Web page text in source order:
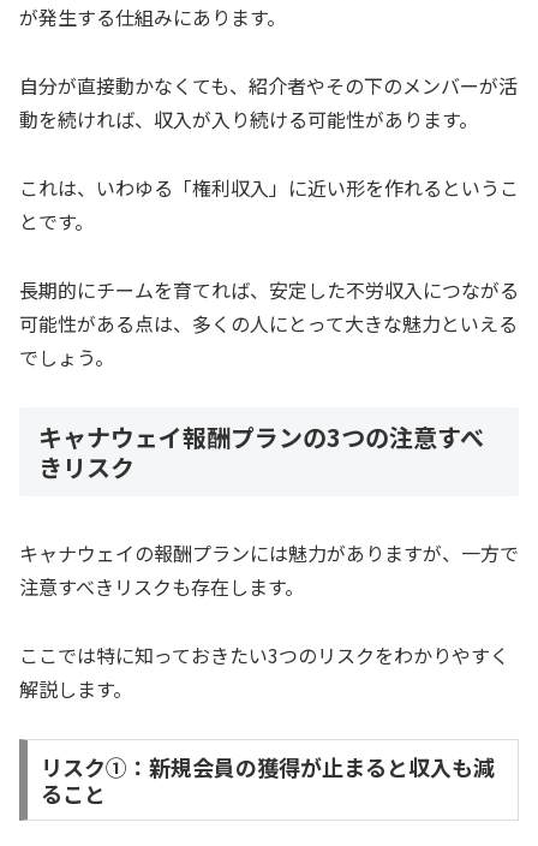
が発生する仕組みにあります。
自分が直接動かなくても、紹介者やその下のメンバーが活
動を続ければ、収入が入り続ける可能性があります。
これは、いわゆる「権利収入」に近い形を作れるというこ
とです。
長期的にチームを育てれば、安定した不労収入につながる
可能性がある点は、多くの人にとって大きな魅力といえる
でしょう。
キャナウェイ報酬プランの3つの注意すべ
きリスク
キャナウェイの報酬プランには魅力がありますが、一方で
注意すべきリスクも存在します。
ここでは特に知っておきたい3つのリスクをわかりやすく
解説します。
リスク①：新規会員の獲得が止まると収入も減
ること